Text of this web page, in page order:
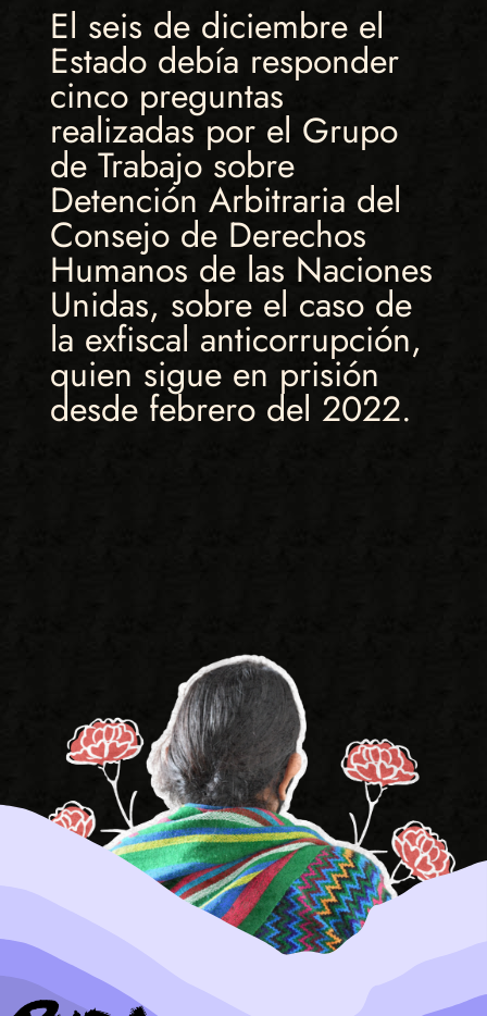
El seis de diciembre el
Estado debía responder
cinco preguntas
realizadas por el Grupo
de Trabajo sobre
Detención Arbitraria del
Consejo de Derechos
Humanos de las Naciones
Unidas, sobre el caso de
la exfiscal anticorrupción,
quien sigue en prisión
desde febrero del 2022.